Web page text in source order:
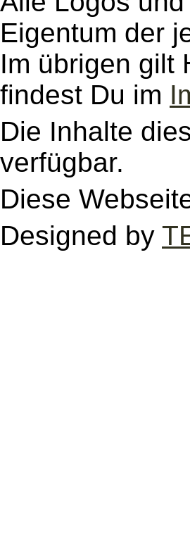
Eigentum der
Im übrigen gilt
findest Du im
Die Inhalte
verfügbar.
Diese
Designed by